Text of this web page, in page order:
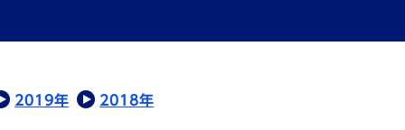
2019年 2018年